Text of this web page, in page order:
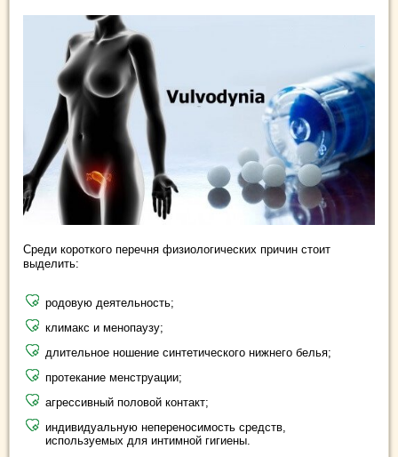
Среди короткого перечня физиологических причин стоит
выделить:
родовую деятельность;
климакс и менопаузу;
длительное ношение синтетического нижнего белья;
протекание менструации;
агрессивный половой контакт;
индивидуальную непереносимость средств,
используемых для интимной гигиены.